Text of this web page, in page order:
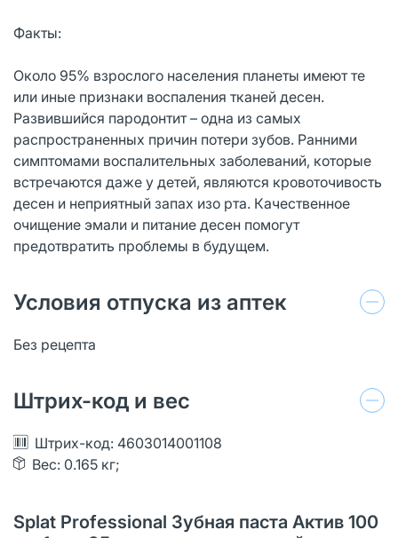
Факты:
Около 95% взрослого населения планеты имеют те
или иные признаки воспаления тканей десен.
Развившийся пародонтит – одна из самых
распространенных причин потери зубов. Ранними
симптомами воспалительных заболеваний, которые
встречаются даже у детей, являются кровоточивость
десен и неприятный запах изо рта. Качественное
очищение эмали и питание десен помогут
предотвратить проблемы в будущем.
Условия отпуска из аптек
Без рецепта
Штрих-код и вес
Штрих-код: 4603014001108
Вес: 0.165 кг;
Splat Professional Зубная паста Актив 100